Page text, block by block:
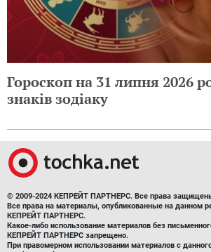
Гороскоп на 31 липня 2026
знаків зодіаку
© 2009-2024 КЕПРЕЙТ ПАРТНЕРС. Все права
Все права на материалы, опубликованные на данном
КЕПРЕЙТ ПАРТНЕРС.
Какое-либо использование материалов без
КЕПРЕЙТ ПАРТНЕРС запрещено.
При правомерном использовании материалов с